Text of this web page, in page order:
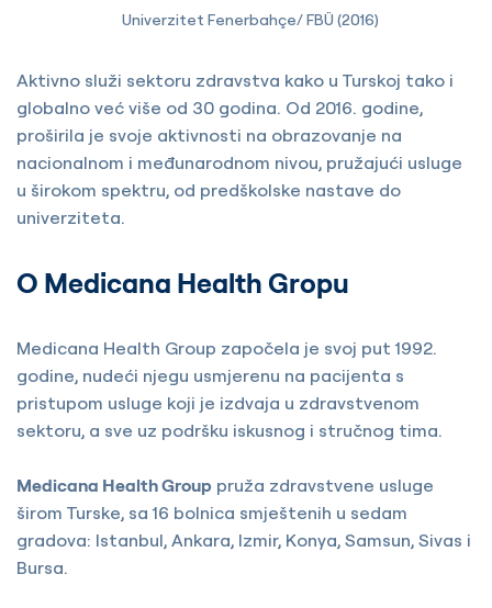
Univerzitet Fenerbahçe/ FBÜ (2016)
Aktivno služi sektoru zdravstva kako u Turskoj tako i
globalno već više od 30 godina. Od 2016. godine,
proširila je svoje aktivnosti na obrazovanje na
nacionalnom i međunarodnom nivou, pružajući usluge
u širokom spektru, od predškolske nastave do
univerziteta.
O Medicana Health Gropu
Medicana Health Group započela je svoj put 1992.
godine, nudeći njegu usmjerenu na pacijenta s
pristupom usluge koji je izdvaja u zdravstvenom
sektoru, a sve uz podršku iskusnog i stručnog tima.
Medicana Health Group pruža zdravstvene usluge
širom Turske, sa 16 bolnica smještenih u sedam
gradova: Istanbul, Ankara, Izmir, Konya, Samsun, Sivas i
Bursa.